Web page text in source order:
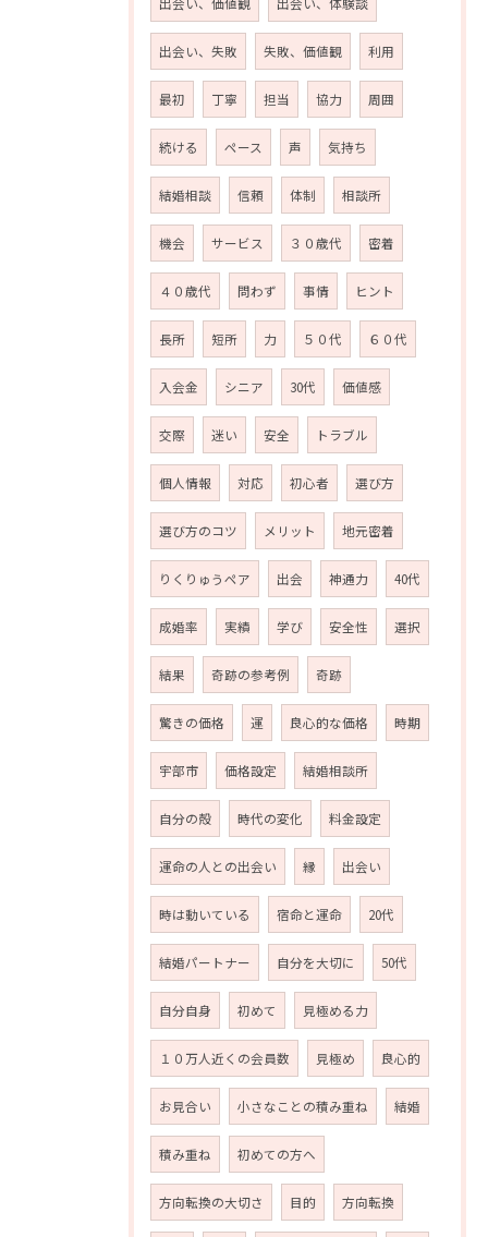
出会い、失敗 失敗、価値観 利用
最初 丁寧 担当 協力 周囲
続ける ペース 声 気持ち
結婚相談 信頼 体制 相談所
機会 サービス ３０歳代 密着
４０歳代 問わず 事情 ヒント
長所 短所 力 ５０代 ６０代
入会金 シニア 30代 価値感
交際 迷い 安全 トラブル
個人情報 対応 初心者 選び方
選び方のコツ メリット 地元密着
りくりゅうペア 出会 神通力 40代
成婚率 実績 学び 安全性 選択
結果 奇跡の参考例 奇跡
驚きの価格 運 良心的な価格 時期
宇部市 価格設定 結婚相談所
自分の殻 時代の変化 料金設定
運命の人との出会い 縁 出会い
時は動いている 宿命と運命 20代
結婚パートナー 自分を大切に 50代
自分自身 初めて 見極める力
１０万人近くの会員数 見極め 良心的
お見合い 小さなことの積み重ね 結婚
積み重ね 初めての方へ
方向転換の大切さ 目的 方向転換
お問い合わせはこちら